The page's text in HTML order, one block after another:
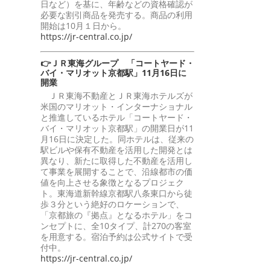
日など）を基に、年齢などの資格確認が
必要な割引商品を発売する。商品の利用
開始は10月１日から。
https://jr-central.co.jp/
👉ＪＲ東海グループ 「コートヤード・
バイ・マリオット京都駅」11月16日に
開業
ＪＲ東海不動産とＪＲ東海ホテルズが
米国のマリオット・インターナショナル
と推進しているホテル「コートヤード・
バイ・マリオット京都駅」の開業日が11
月16日に決定した。同ホテルは、従来の
駅ビルや保有不動産を活用した開発とは
異なり、新たに取得した不動産を活用し
て事業を展開することで、沿線都市の価
値を向上させる象徴となるプロジェク
ト。東海道新幹線京都駅八条東口から徒
歩３分という絶好のロケーションで、
「京都旅の『拠点』となるホテル」をコ
ンセプトに、全10タイプ、計270の客室
を用意する。宿泊予約は公式サイトで受
付中。
https://jr-central.co.jp/